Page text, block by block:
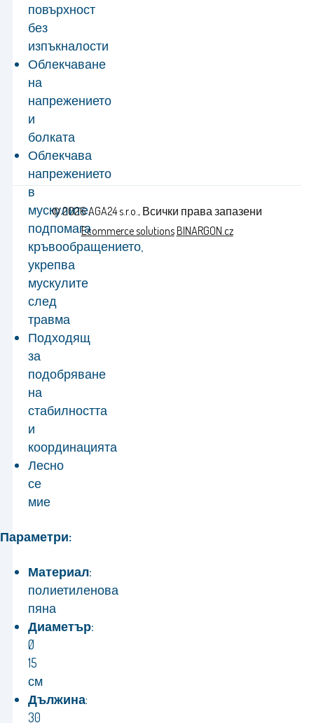
повърхност
без
изпъкналости
Облекчаване
на
напрежението
и
болката
Облекчава
напрежението
в
мускулите,
подпомага
кръвообращението,
укрепва
мускулите
след
травма
Подходящ
за
подобряване
на
стабилността
и
координацията
Лесно
се
мие
Параметри:
Материал:
полиетиленова
пяна
Диаметър:
Ø
15
см
Дължина:
30
© 2026 AGA24 s.r.o., Всички права запазени
Ecommerce solutionsBINARGON.cz